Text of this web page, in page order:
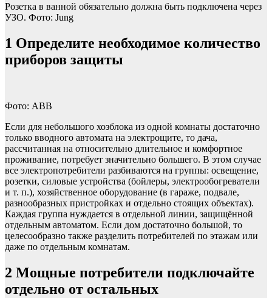
Розетка в ванной обязательно должна быть подключена через
УЗО. Фото: Jung
1 Определите необходимое количество
приборов защиты
Фото: АВВ
Если для небольшого хозблока из одной комнаты достаточно
только вводного автомата на электрощите, то дача,
рассчитанная на относительно длительное и комфортное
проживание, потребует значительно большего. В этом случае
все электропотребители разбиваются на группы: освещение,
розетки, силовые устройства (бойлеры, электрообогреватели
и т. п.), хозяйственное оборудование (в гараже, подвале,
разнообразных пристройках и отдельно стоящих объектах).
Каждая группа нуждается в отдельной линии, защищённой
отдельным автоматом. Если дом достаточно большой, то
целесообразно также разделить потребителей по этажам или
даже по отдельным комнатам.
2 Мощные потребители подключайте
отдельно от остальных